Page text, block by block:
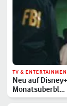
TV &
Neu auf
Monatsüberbl…